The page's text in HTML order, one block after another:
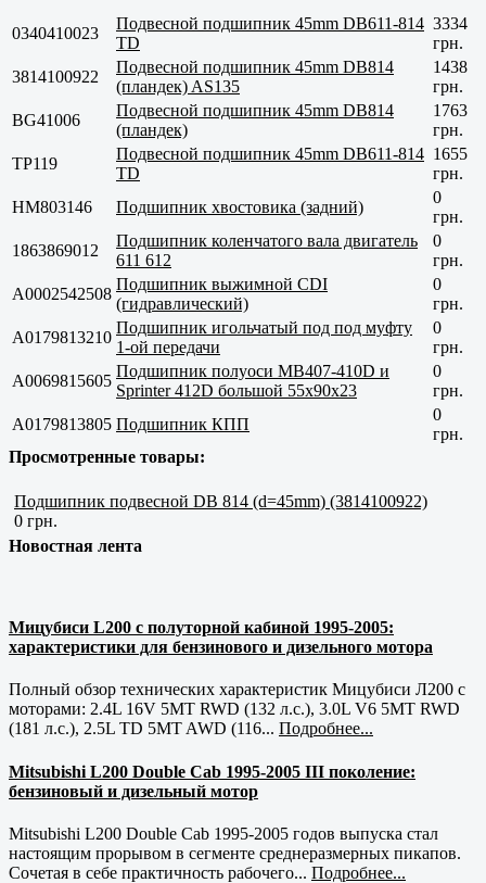
0340410023
Подвесной подшипник 45mm DB611-814
TD
3334
грн.
3814100922
Подвесной подшипник 45mm DB814
(пландек) AS135
1438
грн.
BG41006
Подвесной подшипник 45mm DB814
(пландек)
1763
грн.
TP119
Подвесной подшипник 45mm DB611-814
TD
1655
грн.
HM803146
Подшипник хвостовика (задний)
0
грн.
1863869012
Подшипник коленчатого вала двигатель
611 612
0
грн.
A0002542508
Подшипник выжимной CDI
(гидравлический)
0
грн.
A0179813210
Подшипник игольчатый под под муфту
1-ой передачи
0
грн.
A0069815605
Подшипник полуоси MB407-410D и
Sprinter 412D большой 55x90x23
0
грн.
A0179813805 Подшипник КПП
0
грн.
Просмотренные товары:
Подшипник подвесной DB 814 (d=45mm) (3814100922)
0 грн.
Новостная лента
Мицубиси L200 с полуторной кабиной 1995-2005:
характеристики для бензинового и дизельного мотора
Полный обзор технических характеристик Мицубиси Л200 с
моторами: 2.4L 16V 5MT RWD (132 л.с.), 3.0L V6 5MT RWD
(181 л.с.), 2.5L TD 5MT AWD (116... Подробнее...
Mitsubishi L200 Double Cab 1995-2005 III поколение:
бензиновый и дизельный мотор
Mitsubishi L200 Double Cab 1995-2005 годов выпуска стал
настоящим прорывом в сегменте среднеразмерных пикапов.
Сочетая в себе практичность рабочего... Подробнее...